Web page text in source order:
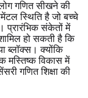
गणित सीखने की
स्थिति है जो बच्चे
प्रारंभिक संकेतों में
हो सकती है कि
ब्लॉक्स। क्योंकि
मस्तिष्क विकास में
गणित शिक्षा की